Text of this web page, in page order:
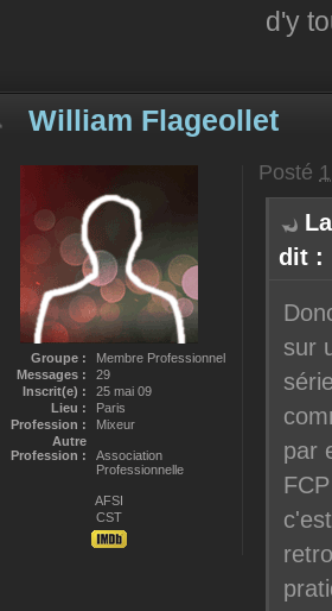
d'y
William Flageollet
Groupe :
Membre Professionnel
Messages :
29
Inscrit(e) :
25 mai 09
Lieu :
Paris
Profession :
Mixeur
Autre
Profession :
Association
Professionnelle
AFSI
CST
Posté
dit :
sur
par